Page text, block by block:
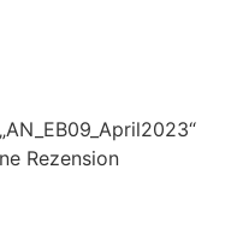
Rezension